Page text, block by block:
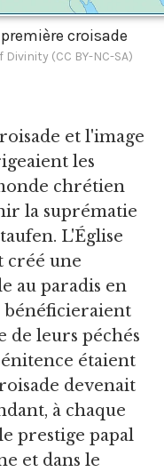
croisade
(CC BY-NC-SA)
et l'image
les
chrétien
la suprématie
L'Église
créé une
au paradis en
bénéficieraient
de leurs péchés
étaient
devenait
à chaque
prestige papal
et dans le